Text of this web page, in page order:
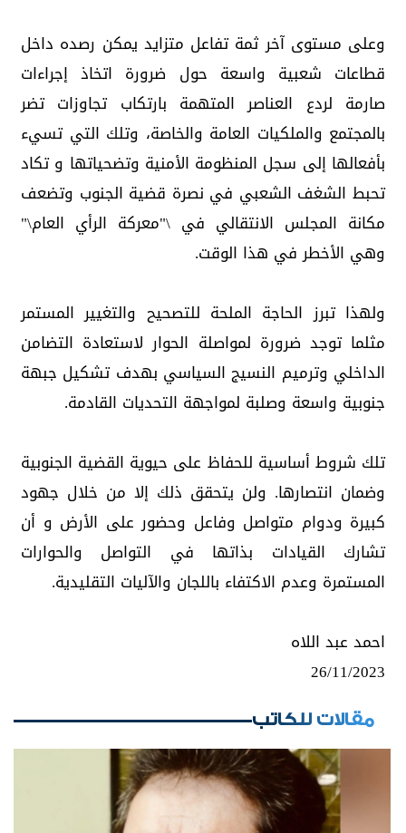
وعلى مستوى آخر ثمة تفاعل متزايد يمكن رصده داخل
قطاعات شعبية واسعة حول ضرورة اتخاذ إجراءات
صارمة لردع العناصر المتهمة بارتكاب تجاوزات تضر
بالمجتمع والملكيات العامة والخاصة، وتلك التي تسيء
بأفعالها إلى سجل المنظومة الأمنية وتضحياتها و تكاد
تحبط الشغف الشعبي في نصرة قضية الجنوب وتضعف
مكانة المجلس الانتقالي في \"معركة الرأي العام\"
وهي الأخطر في هذا الوقت.
ولهذا تبرز الحاجة الملحة للتصحيح والتغيير المستمر
مثلما توجد ضرورة لمواصلة الحوار لاستعادة التضامن
الداخلي وترميم النسيج السياسي بهدف تشكيل جبهة
جنوبية واسعة وصلبة لمواجهة التحديات القادمة.
تلك شروط أساسية للحفاظ على حيوية القضية الجنوبية
وضمان انتصارها. ولن يتحقق ذلك إلا من خلال جهود
كبيرة ودوام متواصل وفاعل وحضور على الأرض و أن
تشارك القيادات بذاتها في التواصل والحوارات
المستمرة وعدم الاكتفاء باللجان والآليات التقليدية.
احمد عبد اللاه
26/11/2023
مقالات للكاتب